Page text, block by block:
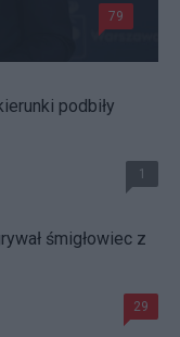
79
podbiły
1
śmigłowiec z
29